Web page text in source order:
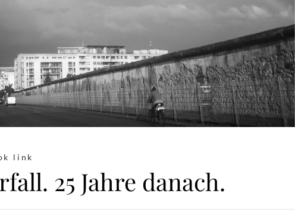
link
25 Jahre danach.